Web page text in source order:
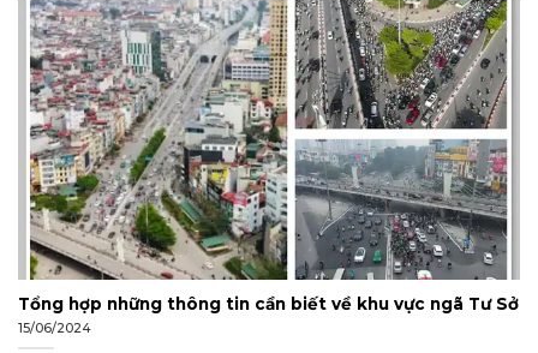
Tổng hợp những thông tin cần biết về khu vực ngã Tư Sở
15/06/2024